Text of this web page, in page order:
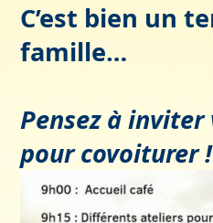
C’est bien un
famille…
Pensez à inviter
pour covoiturer !